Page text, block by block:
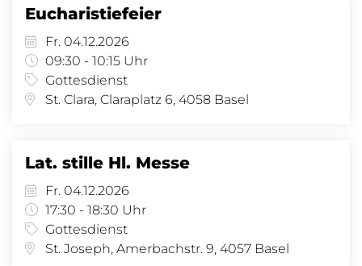
Eucharistiefeier
Fr. 04.12.2026
09:30 - 10:15 Uhr
Gottesdienst
St. Clara, Claraplatz 6, 4058 Basel
Lat. stille Hl. Messe
Fr. 04.12.2026
17:30 - 18:30 Uhr
Gottesdienst
St. Joseph, Amerbachstr. 9, 4057 Basel